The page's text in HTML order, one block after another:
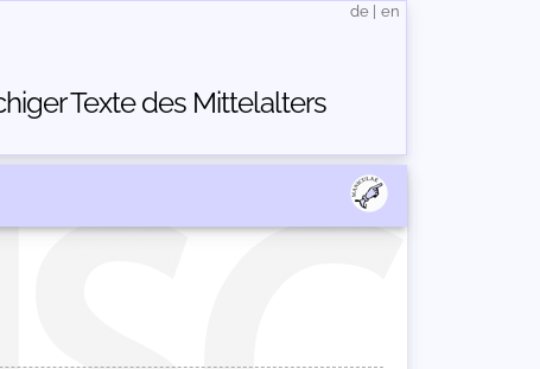
Texte des Mittelalters
de en